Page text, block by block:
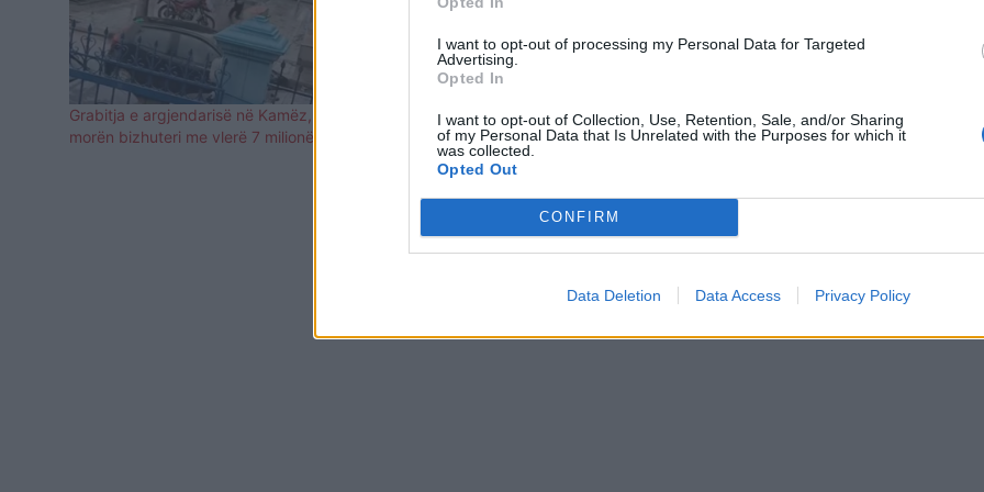
I want to opt-out of processing my Personal Data for Targeted
Advertising.
Opted In
I want to opt-out of Collection, Use, Retention, Sale, and/or Sharing
of my Personal Data that Is Unrelated with the Purposes for which it
was collected.
Opted Out
CONFIRM
Data Deletion Data Access Privacy Policy
Grabitja e argjendarisë në Kamëz, autorët
morën bizhuteri me vlerë 7 milionë lekë
Grabitja në Kamëz, autorët u rrëzuan gjatë
arratisjes me motor, por…! Çfarë zbuluan
kamerat e sigurisë
Grabitja në Kamëz/ Zbulohet
autorëve, u rrëzuan me motor gjatë